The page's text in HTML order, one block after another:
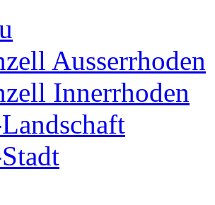
Ausserrhoden
Innerrhoden